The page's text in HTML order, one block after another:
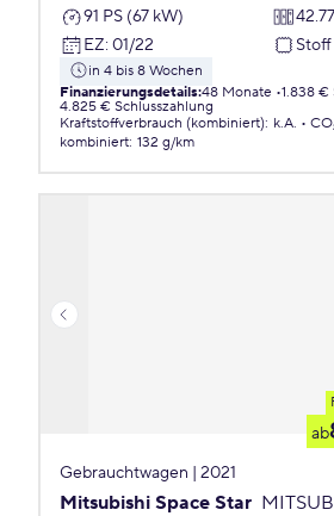
91 PS (67 kW)
EZ: 01/22 Stoff
in 4 bis 8 Wochen
Finanzierungsdetails:48 Monate 1.838 €
4.825 € Schlusszahlung
Kraftstoffverbrauch (kombiniert): k.A.
kombiniert: 132 g/km
ab
Gebrauchtwagen | 2021
Mitsubishi Space Star